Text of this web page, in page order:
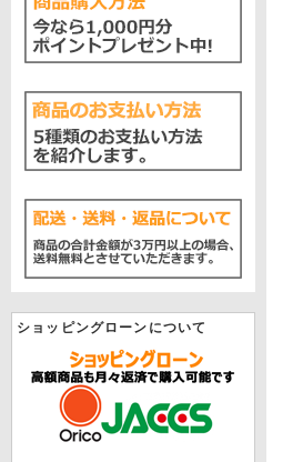
ショッピングローンについて